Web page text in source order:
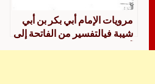
مرويات الإمام أبي بكر بن أبي
شيبة فيالتفسير من الفاتحة إلى